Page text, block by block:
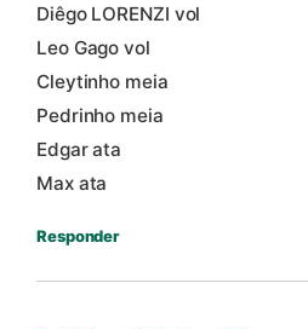
Diêgo LORENZI vol
Leo Gago vol
Cleytinho meia
Pedrinho meia
Edgar ata
Max ata
Responder